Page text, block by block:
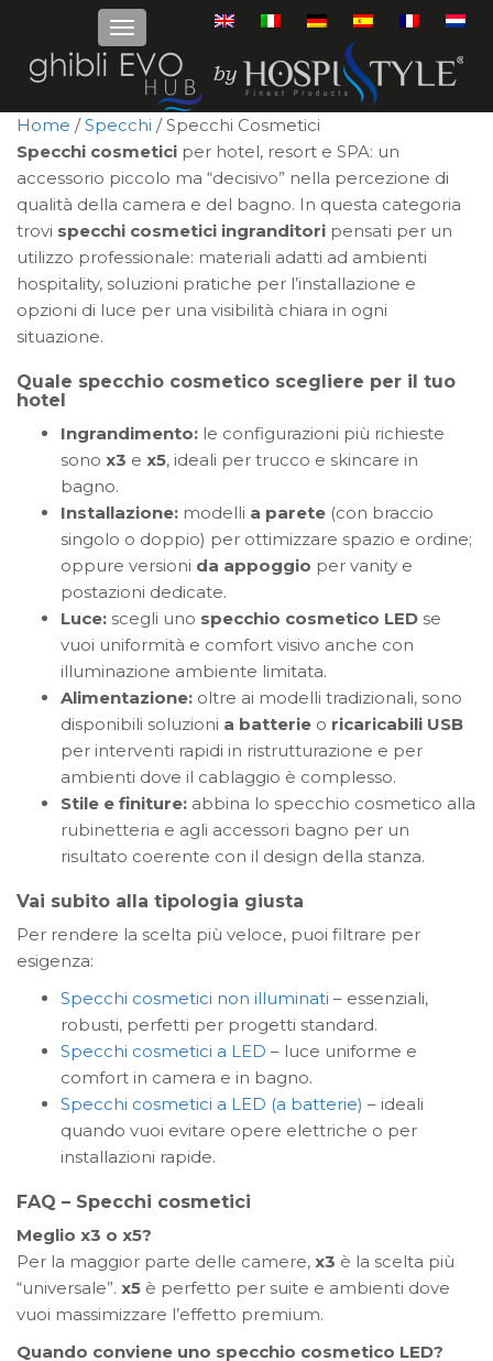
Home /Specchi / Specchi Cosmetici
Specchi cosmetici per hotel, resort e SPA: un
accessorio piccolo ma “decisivo” nella percezione di
qualità della camera e del bagno. In questa categoria
trovi specchi cosmetici ingranditori pensati per un
utilizzo professionale: materiali adatti ad ambienti
hospitality, soluzioni pratiche per l’installazione e
opzioni di luce per una visibilità chiara in ogni
situazione.
Quale specchio cosmetico scegliere per il tuo
hotel
Ingrandimento: le configurazioni più richieste
sono x3 e x5, ideali per trucco e skincare in
bagno.
Installazione: modelli a parete (con braccio
singolo o doppio) per ottimizzare spazio e ordine;
oppure versioni da appoggio per vanity e
postazioni dedicate.
Luce: scegli uno specchio cosmetico LED se
vuoi uniformità e comfort visivo anche con
illuminazione ambiente limitata.
Alimentazione: oltre ai modelli tradizionali, sono
disponibili soluzioni a batterie o ricaricabili USB
per interventi rapidi in ristrutturazione e per
ambienti dove il cablaggio è complesso.
Stile e finiture: abbina lo specchio cosmetico alla
rubinetteria e agli accessori bagno per un
risultato coerente con il design della stanza.
Vai subito alla tipologia giusta
Per rendere la scelta più veloce, puoi filtrare per
esigenza:
Specchi cosmetici non illuminati – essenziali,
robusti, perfetti per progetti standard.
Specchi cosmetici a LED – luce uniforme e
comfort in camera e in bagno.
Specchi cosmetici a LED (a batterie) – ideali
quando vuoi evitare opere elettriche o per
installazioni rapide.
FAQ – Specchi cosmetici
Meglio x3 o x5?
Per la maggior parte delle camere, x3 è la scelta più
“universale”. x5 è perfetto per suite e ambienti dove
vuoi massimizzare l’effetto premium.
Quando conviene uno specchio cosmetico LED?